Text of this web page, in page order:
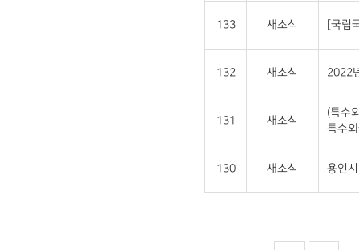
133 새소식 [국립
132 새소식 2022
131 새소식
(특수
특수
130 새소식 용인